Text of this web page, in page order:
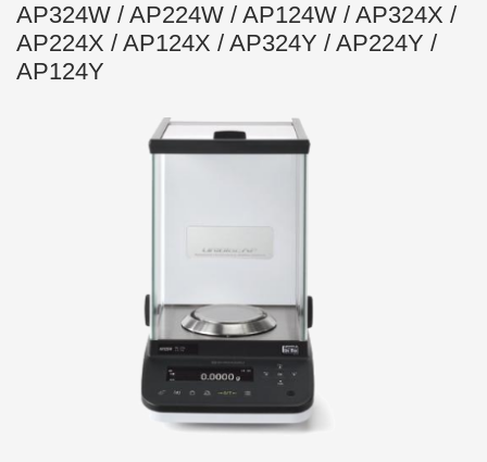
AP324W / AP224W / AP124W / AP324X /
AP224X / AP124X / AP324Y / AP224Y /
AP124Y